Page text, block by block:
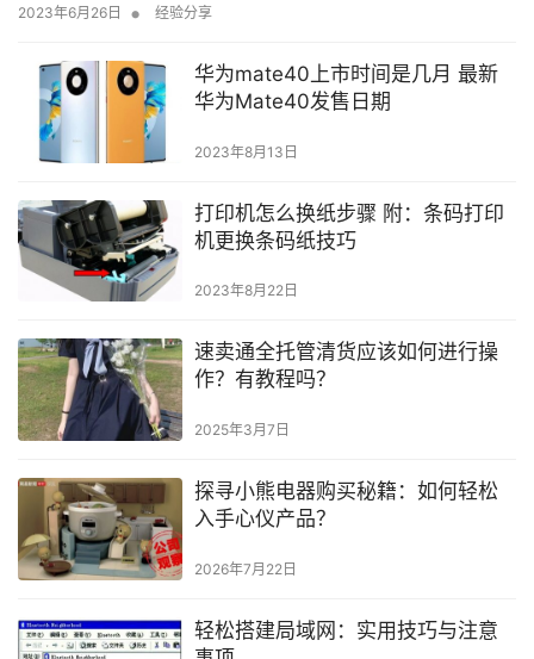
2023年6月26日 • 经验分享
华为mate40上市时间是几月 最新
华为Mate40发售日期
2023年8月13日
打印机怎么换纸步骤 附：条码打印
机更换条码纸技巧
2023年8月22日
速卖通全托管清货应该如何进行操
作？有教程吗？
2025年3月7日
探寻小熊电器购买秘籍：如何轻松
入手心仪产品？
2026年7月22日
轻松搭建局域网：实用技巧与注意